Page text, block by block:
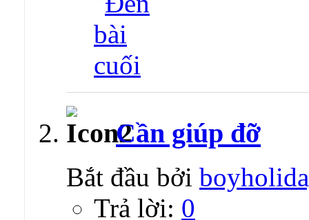
Cần giúp đỡ
Bắt đầu bởi
Trả lời: 0